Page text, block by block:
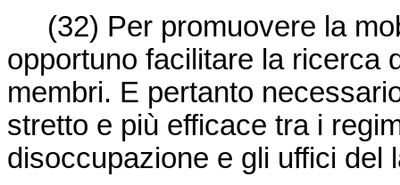
(32) Per promuovere la
opportuno facilitare la ricerca
membri. E pertanto
stretto e più efficace tra i
disoccupazione e gli uffici del